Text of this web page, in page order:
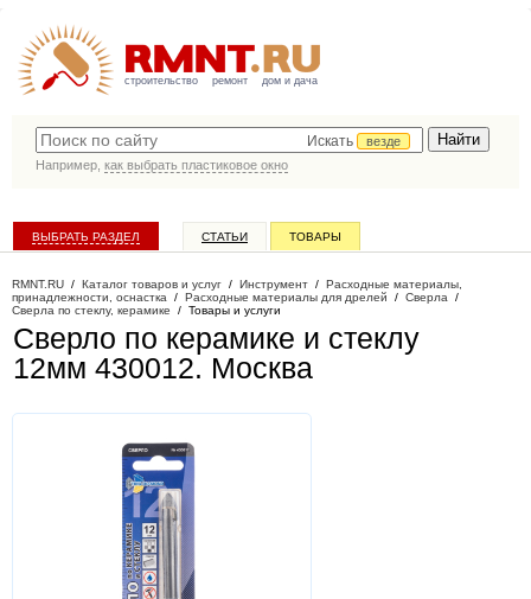
строительство ремонт дом и дача
Искать
везде
Например, как выбрать пластиковое окно
ВЫБРАТЬ РАЗДЕЛ СТАТЬИ ТОВАРЫ
RMNT.RU / Каталог товаров и услуг / Инструмент / Расходные материалы,
принадлежности, оснастка / Расходные материалы для дрелей / Сверла /
Сверла по стеклу, керамике / Товары и услуги
Сверло по керамике и стеклу
12мм 430012. Москва